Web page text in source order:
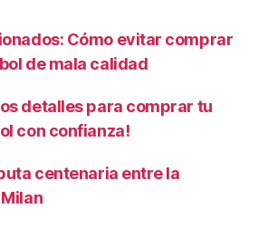
Cómo evitar comprar
de mala calidad
detalles para comprar tu
con confianza!
centenaria entre la